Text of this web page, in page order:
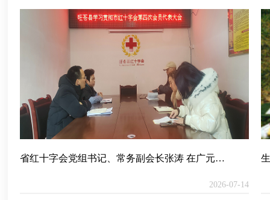
省红十字会党组书记、常务副会长张涛 在广元调研工作
2026-07-14